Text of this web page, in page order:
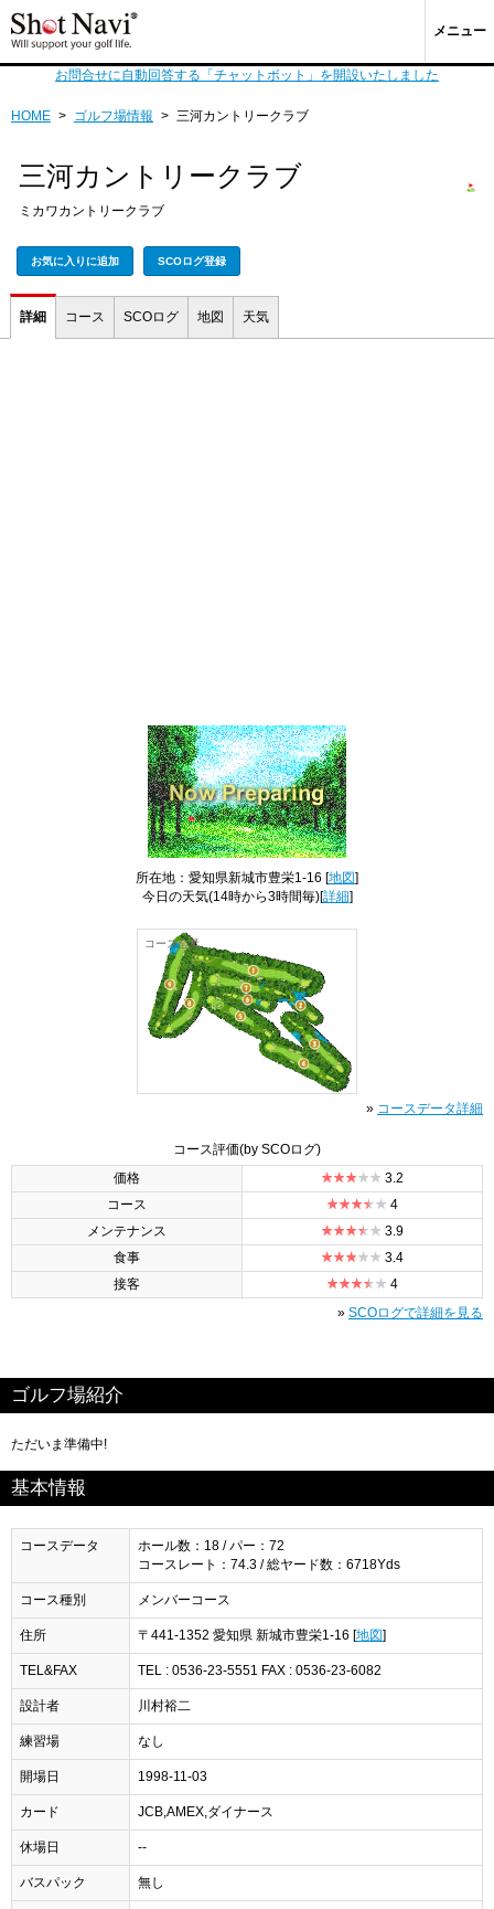
メニュー
お問合せに自動回答する「チャットボット」を開設いたしました
HOME > ゴルフ場情報 > 三河カントリークラブ
三河カントリークラブ
ミカワカントリークラブ
お気に入りに追加 SCOログ登録
詳細 コース SCOログ 地図 天気
所在地：愛知県新城市豊栄1-16 [地図]
今日の天気(14時から3時間毎)[詳細]
コース全景
» コースデータ詳細
コース評価(by SCOログ)
価格
3.2
コース
4
メンテナンス
3.9
食事
3.4
接客
4
» SCOログで詳細を見る
ゴルフ場紹介
ただいま準備中!
基本情報
コースデータ
ホール数：18 / パー：72
コースレート：74.3 / 総ヤード数：6718Yds
コース種別 メンバーコース
住所 〒441-1352 愛知県 新城市豊栄1-16 [地図]
TEL&FAX TEL : 0536-23-5551 FAX : 0536-23-6082
設計者 川村裕二
練習場 なし
開場日 1998-11-03
カード JCB,AMEX,ダイナース
休場日 --
バスパック 無し